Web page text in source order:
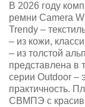
В 2026 году
ремни Camera
Trendy –
– из кожи,
– из толстой
представлена в
серии Outdoor –
практичность.
СВМПЭ с